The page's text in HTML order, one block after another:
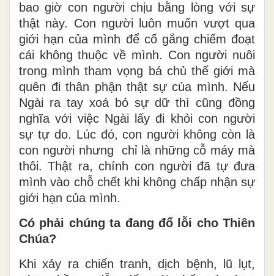
bao giờ con người chịu bằng lòng với sự
thật này. Con người luôn muốn vượt qua
giới hạn của mình để cố gắng chiếm đoạt
cái không thuộc về mình. Con người nuôi
trong mình tham vọng bá chủ thế giới mà
quên đi thân phận thật sự của mình. Nếu
Ngài ra tay xoá bỏ sự dữ thì cũng đồng
nghĩa với việc Ngài lấy đi khỏi con người
sự tự do. Lúc đó, con người không còn là
con người nhưng chỉ là những cỗ máy mà
thôi. Thật ra, chính con người đã tự đưa
mình vào chỗ chết khi không chấp nhận sự
giới hạn của mình.
Có phải chúng ta đang đổ lỗi cho Thiên
Chúa?
Khi xảy ra chiến tranh, dịch bệnh, lũ lụt,